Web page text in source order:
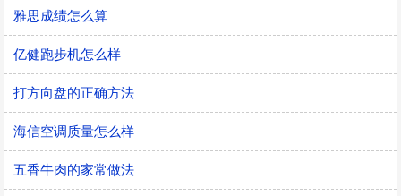
雅思成绩怎么算
亿健跑步机怎么样
打方向盘的正确方法
海信空调质量怎么样
五香牛肉的家常做法